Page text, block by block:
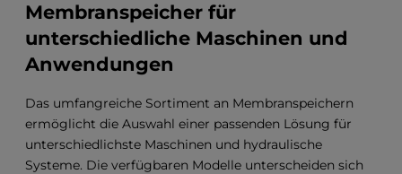
Membranspeicher für
unterschiedliche Maschinen und
Anwendungen
Das umfangreiche Sortiment an Membranspeichern
ermöglicht die Auswahl einer passenden Lösung für
unterschiedlichste Maschinen und hydraulische
Systeme. Die verfügbaren Modelle unterscheiden sich